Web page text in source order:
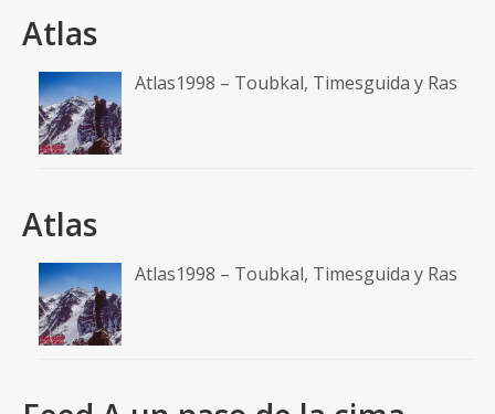
Atlas
Atlas1998 – Toubkal, Timesguida y Ras
Atlas
Atlas1998 – Toubkal, Timesguida y Ras